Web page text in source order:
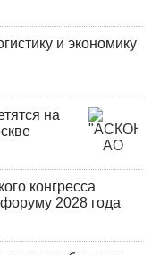
и экономику
на
конгресса
2028 года